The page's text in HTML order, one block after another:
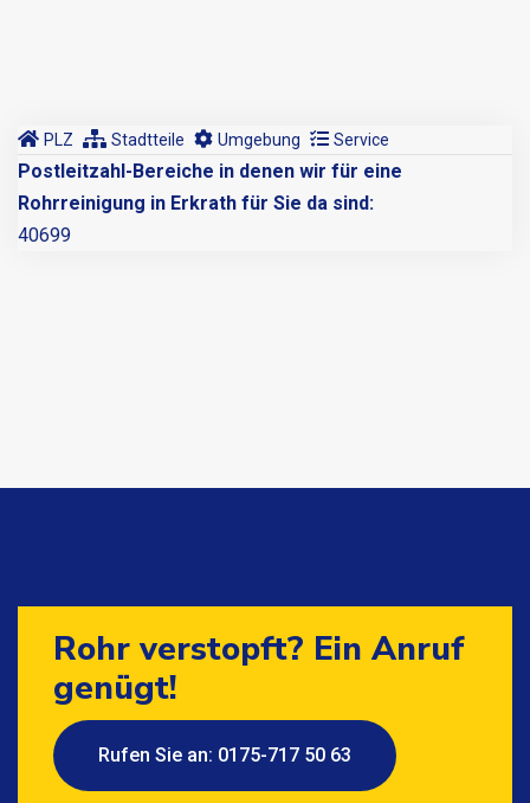
PLZ Stadtteile Umgebung Service
Postleitzahl-Bereiche in denen wir für eine
Rohrreinigung in Erkrath für Sie da sind:
40699
Rohr verstopft? Ein Anruf
genügt!
Rufen Sie an: 0175-717 50 63